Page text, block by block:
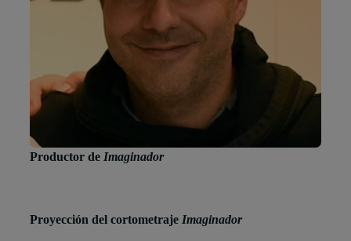
Productor de Imaginador
Proyección del cortometraje Imaginador